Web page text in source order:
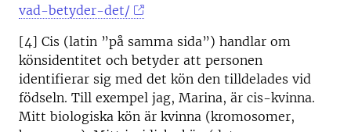
vad-betyder-det/
[4] Cis (latin ”på samma sida”) handlar om
könsidentitet och betyder att personen
identifierar sig med det kön den tilldelades vid
födseln. Till exempel jag, Marina, är cis-kvinna.
Mitt biologiska kön är kvinna (kromosomer,